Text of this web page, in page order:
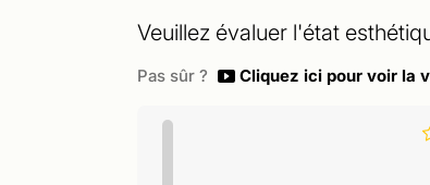
Veuillez évaluer l'état
Pas sûr ? Cliquez ici pour voir la